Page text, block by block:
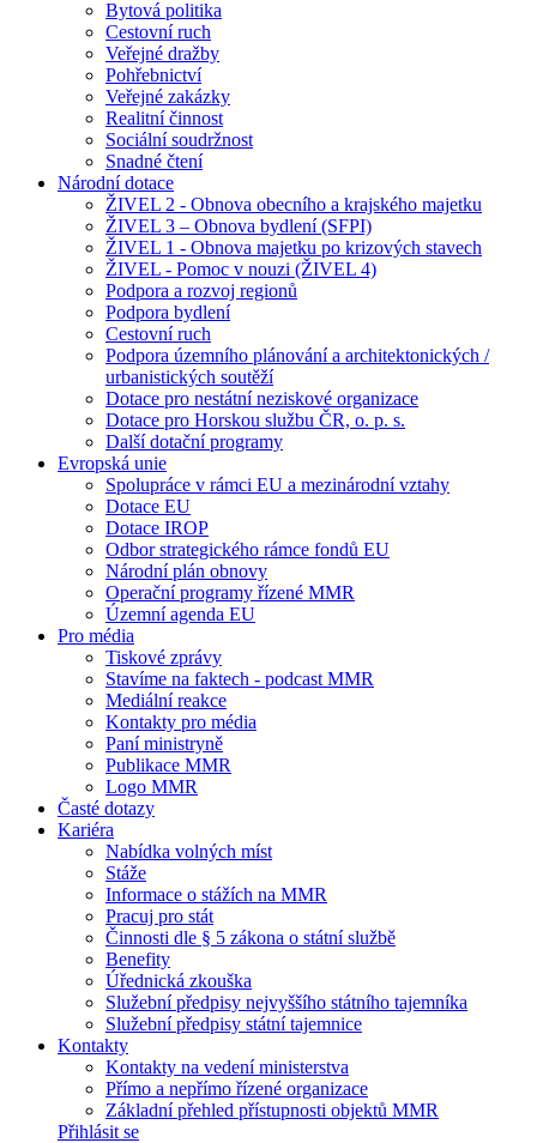
Bytová politika
Cestovní ruch
Veřejné dražby
Pohřebnictví
Veřejné zakázky
Realitní činnost
Sociální soudržnost
Snadné čtení
Národní dotace
ŽIVEL 2 - Obnova obecního a krajského majetku
ŽIVEL 3 – Obnova bydlení (SFPI)
ŽIVEL 1 - Obnova majetku po krizových stavech
ŽIVEL - Pomoc v nouzi (ŽIVEL 4)
Podpora a rozvoj regionů
Podpora bydlení
Cestovní ruch
Podpora územního plánování a architektonických /
urbanistických soutěží
Dotace pro nestátní neziskové organizace
Dotace pro Horskou službu ČR, o. p. s.
Další dotační programy
Evropská unie
Spolupráce v rámci EU a mezinárodní vztahy
Dotace EU
Dotace IROP
Odbor strategického rámce fondů EU
Národní plán obnovy
Operační programy řízené MMR
Územní agenda EU
Pro média
Tiskové zprávy
Stavíme na faktech - podcast MMR
Mediální reakce
Kontakty pro média
Paní ministryně
Publikace MMR
Logo MMR
Časté dotazy
Kariéra
Nabídka volných míst
Stáže
Informace o stážích na MMR
Pracuj pro stát
Činnosti dle § 5 zákona o státní službě
Benefity
Úřednická zkouška
Služební předpisy nejvyššího státního tajemníka
Služební předpisy státní tajemnice
Kontakty
Kontakty na vedení ministerstva
Přímo a nepřímo řízené organizace
Základní přehled přístupnosti objektů MMR
Přihlásit se